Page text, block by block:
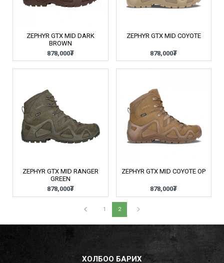
ZEPHYR GTX MID DARK
BROWN
878,000₮
ZEPHYR GTX MID COYOTE
878,000₮
ZEPHYR GTX MID RANGER
GREEN
878,000₮
ZEPHYR GTX MID COYOTE OP
878,000₮
1 2
ХОЛБОО БАРИХ